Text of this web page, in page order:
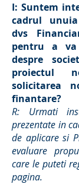
I: Suntem
cadrul
dvs
pentru a va
despre
proiectul
solicitarea
finantare?
R: Urmati
prezentate in
de aplicare si
evaluare
care le puteti
pagina.